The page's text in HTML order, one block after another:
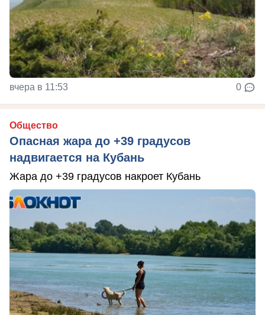
вчера в 11:53 0
Общество
Опасная жара до +39 градусов
надвигается на Кубань
Жара до +39 градусов накроет Кубань